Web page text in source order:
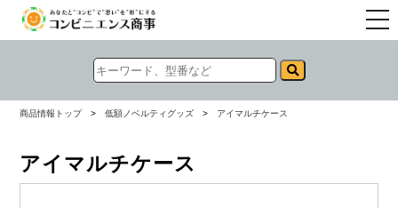
商品情報トップ > 低額ノベルティグッズ > アイマルチケース
アイマルチケース